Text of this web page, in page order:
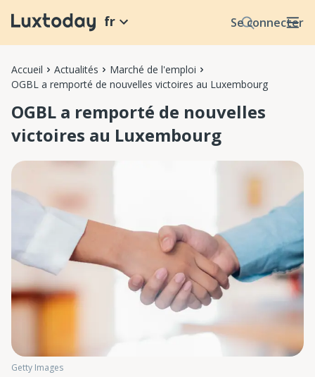
Se connecter
fr
Accueil Actualités
Marché de l'emploi
OGBL a remporté de nouvelles victoires au Luxembourg
OGBL a remporté de nouvelles
victoires au Luxembourg
Getty Images